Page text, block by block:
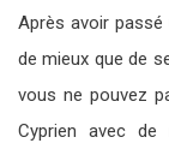
Après avoir passé
de mieux que de
vous ne pouvez
Cyprien avec de